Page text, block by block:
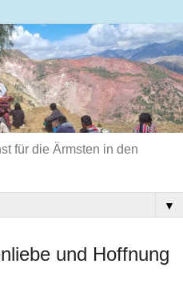
für die Ärmsten in den
▼
und Hoffnung